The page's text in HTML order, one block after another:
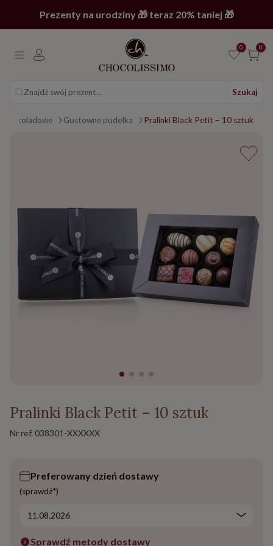
Prezenty na urodziny 🎁 teraz 20% taniej 🎁
0 0
Znajdź swój prezent... Szukaj
czekoladowe Gustowne pudełka Pralinki Black Petit – 10 sztuk
Pralinki Black Petit – 10 sztuk
Nr ref. 038301-XXXXXX
Preferowany dzień dostawy
(sprawdź*)
Sprawdź metody dostawy